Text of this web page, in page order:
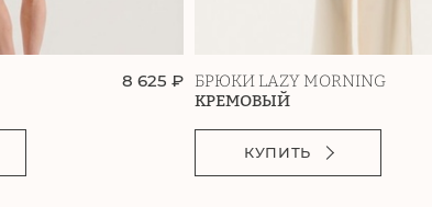
8 625 ₽
БРЮКИ LAZY MORNING
КРЕМОВЫЙ
КУПИТЬ